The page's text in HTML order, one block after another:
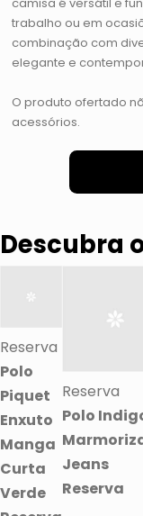
camisa é versátil e
trabalho ou em
combinação com
elegante e
O produto ofertado
acessórios.
Descubra
Reserva
Polo
Piquet
Enxuto
Manga
Curta
Verde
Reserva
Polo
Jeans
Reserva